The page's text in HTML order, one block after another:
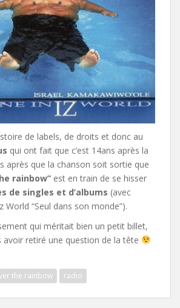
de labels, de droits et donc au
qui ont fait que c’est 14ans après la
après que la chanson soit sortie que
rainbow” est en train de se hisser
de singles et d’albums (avec
World “Seul dans son monde”).
qui méritait bien un petit billet,
avoir retiré une question de la tête
the rainbow radio